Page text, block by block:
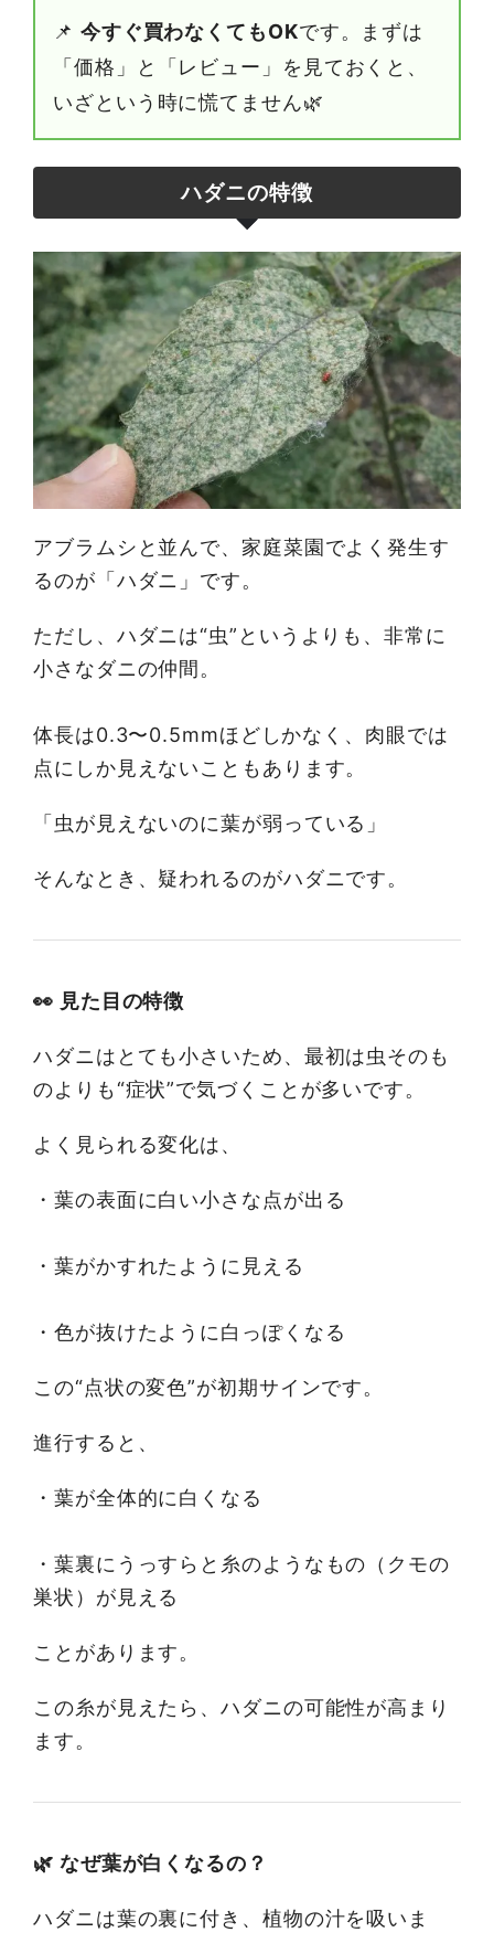
📌 今すぐ買わなくてもOKです。まずは
「価格」と「レビュー」を見ておくと、
いざという時に慌てません🌿
ハダニの特徴
アブラムシと並んで、家庭菜園でよく発生す
るのが「ハダニ」です。
ただし、ハダニは“虫”というよりも、非常に
小さなダニの仲間。
体長は0.3〜0.5mmほどしかなく、肉眼では
点にしか見えないこともあります。
「虫が見えないのに葉が弱っている」
そんなとき、疑われるのがハダニです。
👀 見た目の特徴
ハダニはとても小さいため、最初は虫そのも
のよりも“症状”で気づくことが多いです。
よく見られる変化は、
・葉の表面に白い小さな点が出る
・葉がかすれたように見える
・色が抜けたように白っぽくなる
この“点状の変色”が初期サインです。
進行すると、
・葉が全体的に白くなる
・葉裏にうっすらと糸のようなもの（クモの
巣状）が見える
ことがあります。
この糸が見えたら、ハダニの可能性が高まり
ます。
🌿 なぜ葉が白くなるの？
ハダニは葉の裏に付き、植物の汁を吸いま